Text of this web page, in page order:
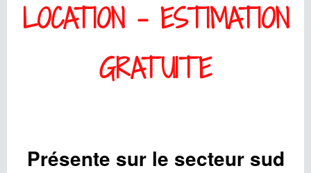
LOCATION- ESTIMATION
GRATUITE
Présente sur le secteur sud